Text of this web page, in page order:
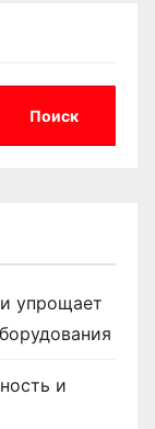
Поиск
упрощает
и